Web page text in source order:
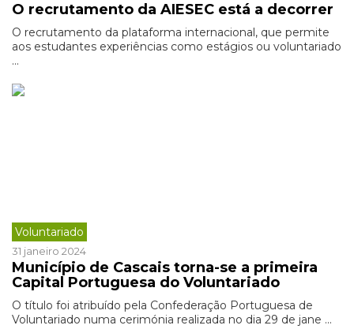
O recrutamento da AIESEC está a decorrer
O recrutamento da plataforma internacional, que permite
aos estudantes experiências como estágios ou voluntariado
...
Voluntariado
31 janeiro 2024
Município de Cascais torna-se a primeira
Capital Portuguesa do Voluntariado
O título foi atribuído pela Confederação Portuguesa de
Voluntariado numa cerimónia realizada no dia 29 de jane ...